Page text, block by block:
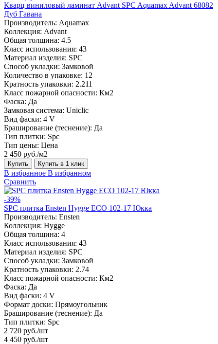
Кварц виниловый ламинат Advant SPC Aquamax Advant 68082
Дуб Гавана
Производитель: Aquamax
Коллекция: Advant
Общая толщина: 4.5
Класс использования: 43
Материал изделия: SPC
Способ укладки: Замковой
Количество в упаковке: 12
Кратность упаковки: 2.211
Класс пожарной опасности: Км2
Фаска: Да
Замковая система: Uniclic
Вид фаски: 4 V
Браширование (теснение): Да
Тип плитки: Spc
Тип цены: Цена
2 450 руб./м2
Купить Купить в 1 клик
В избранное В избранном
Сравнить
-39%
SPC плитка Ensten Hygge ECO 102-17 Юкка
Производитель: Ensten
Коллекция: Hygge
Общая толщина: 4
Класс использования: 43
Материал изделия: SPC
Способ укладки: Замковой
Кратность упаковки: 2.74
Класс пожарной опасности: Км2
Фаска: Да
Вид фаски: 4 V
Формат доски: Прямоугольник
Браширование (теснение): Да
Тип плитки: Spc
2 720 руб./шт
4 450 руб./шт